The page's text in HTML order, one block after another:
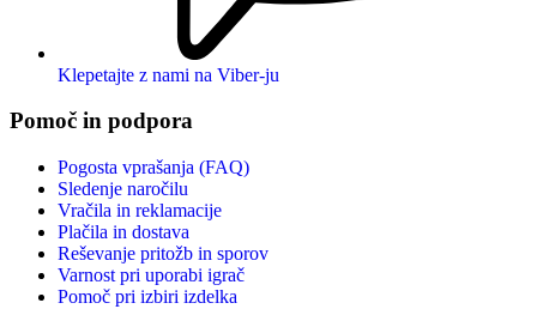
Klepetajte z nami na Viber-ju
Pomoč in podpora
Pogosta vprašanja (FAQ)
Sledenje naročilu
Vračila in reklamacije
Plačila in dostava
Reševanje pritožb in sporov
Varnost pri uporabi igrač
Pomoč pri izbiri izdelka